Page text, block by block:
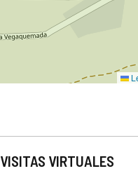
VISITAS VIRTUALES